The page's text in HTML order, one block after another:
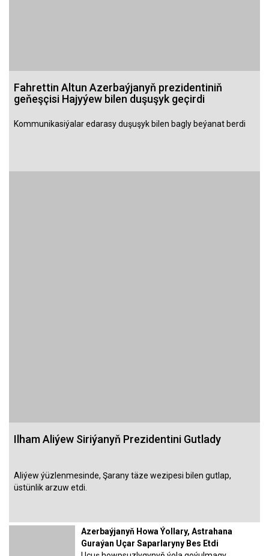
Fahrettin Altun Azerbaýjanyň prezidentiniň
geňeşçisi Hajyýew bilen duşuşyk geçirdi
Kommunikasiýalar edarasy duşuşyk bilen bagly beýanat berdi
Ilham Aliýew Siriýanyň Prezidentini Gutlady
Aliýew ýüzlenmesinde, Şarany täze wezipesi bilen gutlap,
üstünlik arzuw etdi.
Azerbaýjanyň Howa Ýollary, Astrahana
Guraýan Uçar Saparlaryny Bes Etdi